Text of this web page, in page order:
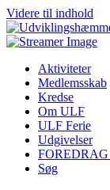
Videre til indhold
Aktiviteter
Medlemsskab
Kredse
Om ULF
ULF Ferie
Udgivelser
Søg